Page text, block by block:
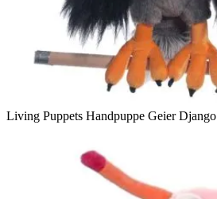
Living Puppets Handpuppe Geier Django